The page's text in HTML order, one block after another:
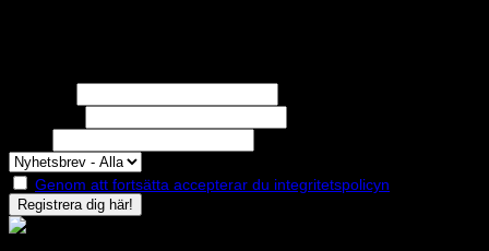
Genom att fortsätta accepterar du integritetspolicyn